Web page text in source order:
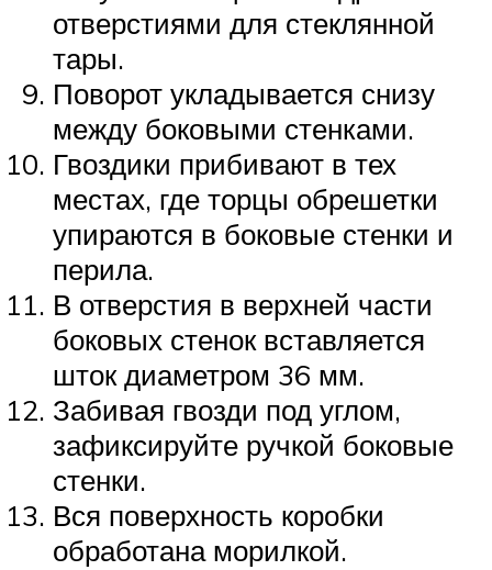
отверстиями для стеклянной
тары.
Поворот укладывается снизу
между боковыми стенками.
Гвоздики прибивают в тех
местах, где торцы обрешетки
упираются в боковые стенки и
перила.
В отверстия в верхней части
боковых стенок вставляется
шток диаметром 36 мм.
Забивая гвозди под углом,
зафиксируйте ручкой боковые
стенки.
Вся поверхность коробки
обработана морилкой.